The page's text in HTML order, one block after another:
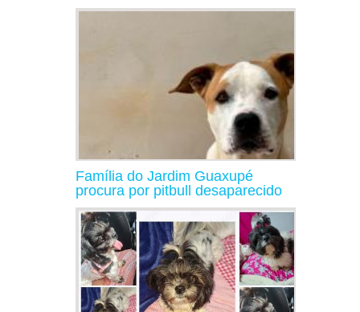
Família do Jardim Guaxupé
procura por pitbull desaparecido